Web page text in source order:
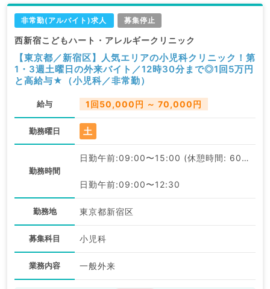
非常勤(アルバイト)求人 募集停止
西新宿こどもハート・アレルギークリニック
【東京都／新宿区】人気エリアの小児科クリニック！第
1・3週土曜日の外来バイト／12時30分まで◎1回5万円
と高給与★（小児科／非常勤）
給与 1回50,000円 ～ 70,000円
勤務曜日 土
勤務時間
日勤午前:09:00〜15:00 (休憩時間: 60分)
日勤午前:09:00〜12:30
勤務地 東京都新宿区
募集科目 小児科
業務内容 一般外来